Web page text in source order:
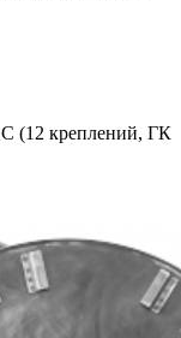
(12 креплений, ГК